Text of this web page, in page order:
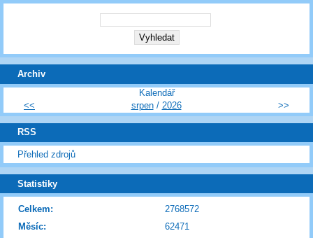
Archiv
Kalendář
<<
srpen/ 2026 >>
RSS
Přehled zdrojů
Statistiky
Celkem:
2768572
Měsíc:
62471